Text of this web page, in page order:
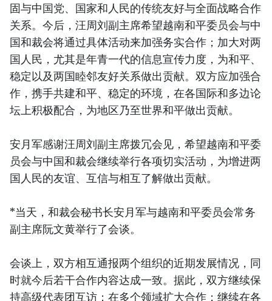
固与中国党、国家和人民的传统友好与全面战略合作
关系。今后，汪周刘副主席希望越南和平委员会与中
国和裁会将通过具体活动来加强务实合作；加大对两
国人民，尤其是年青一代的信息宣传力度，为和平、
稳定以及两国睦邻友好关系做出贡献。双方应加强合
作，携手共建和平、稳定的环境，在各国际和多边论
坛上积极配合，为地区乃至世界和平做出贡献。
安月军感谢汪周刘副主席拨冗会见，希望越南和平委
员会与中国和裁会继续举行各项切实活动，为增进两
国人民的友谊、互信与相互了解做出贡献。
*当天，和裁会秘书长安月军与越南和平委员会常务
副主席阮文黄举行了会谈。
会谈上，双方相互通报两个组织的近期发展情况，同
时就今后若干合作内容达成一致。据此，双方继续保
持高级代表团互访；在多个领域扩大合作；继续在各